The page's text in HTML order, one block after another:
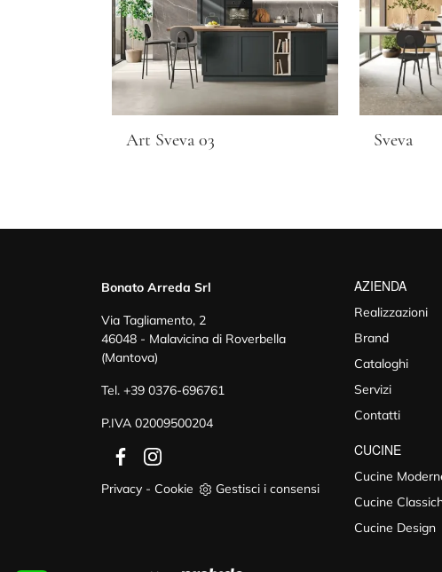
Art Sveva 03 Sveva
Bonato Arreda Srl
Via Tagliamento, 2
46048 - Malavicina di Roverbella
(Mantova)
Tel. +39 0376-696761
P.IVA 02009500204
Privacy - Cookie Gestisci i consensi
AZIENDA
Realizzazioni
Brand
Cataloghi
Servizi
Contatti
CUCINE
Cucine
Cucine
Cucine Design